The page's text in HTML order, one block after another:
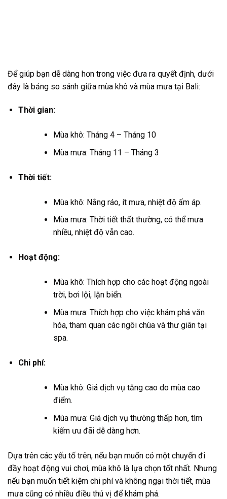
Một nhược điểm lớn là thời tiết có thể ảnh hưởng đến các
hoạt động ngoài trời. Mưa lớn có thể khiến kế hoạch tham
thời gian, vẫn có rất nhiều điều thú vị để khám phá trong mùa
Mùa Khô và Mùa Mưa ở Bali: So Sánh và Lời
Để giúp bạn dễ dàng hơn trong việc đưa ra quyết định, dưới
Thời gian:
Mùa khô: Tháng 4 – Tháng 10
Mùa mưa: Tháng 11 – Tháng 3
Thời tiết:
Mùa khô: Nắng ráo, ít mưa, nhiệt độ ấm áp.
nhiều, nhiệt độ vẫn cao.
Mùa khô: Thích hợp cho các hoạt động ngoài
trời, bơi lội, lặn biển.